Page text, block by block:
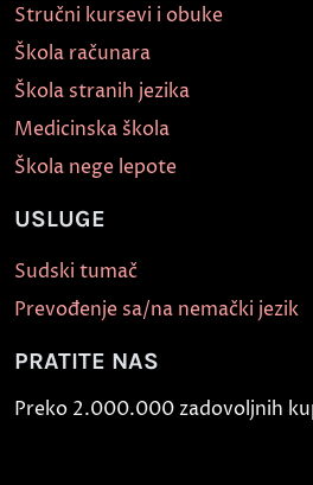
Stručni kursevi i obuke
Škola računara
Škola stranih jezika
Medicinska škola
Škola nege lepote
USLUGE
Sudski tumač
Prevođenje sa/na nemački jezik
PRATITE NAS
Preko 2.000.000 zadovoljnih